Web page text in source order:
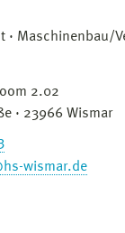
Maschinenbau/
2.02
· 23966 Wismar
wismar.de